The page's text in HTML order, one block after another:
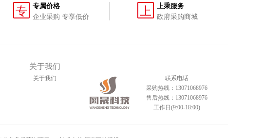
专
专属价格
企业采购 专享低价
上
上乘服务
政府采购商城
关于我们
关于我们
联系电话
采购热线：13071068976
售后热线：13071068976
工作日(9:00-18:00)